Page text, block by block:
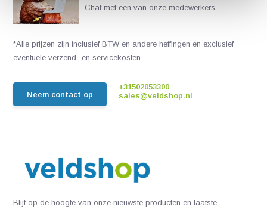
Chat met een van onze medewerkers
*Alle prijzen zijn inclusief BTW en andere heffingen en exclusief
eventuele verzend- en servicekosten
Neem contact op
+31502053300
sales@veldshop.nl
Blijf op de hoogte van onze nieuwste producten en laatste